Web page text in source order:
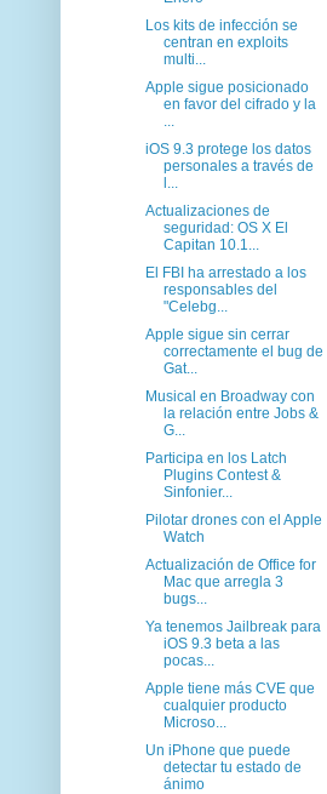
Los kits de infección se
centran en exploits
multi...
Apple sigue posicionado
en favor del cifrado y la
iOS 9.3 protege los datos
personales a través de
l...
Actualizaciones de
seguridad: OS X El
Capitan 10.1...
El FBI ha arrestado a los
responsables del
"Celebg...
Apple sigue sin cerrar
correctamente el bug de
Gat...
Musical en Broadway con
la relación entre Jobs &
G...
Participa en los Latch
Plugins Contest &
Sinfonier...
Pilotar drones con el Apple
Watch
Actualización de Office for
Mac que arregla 3
bugs...
Ya tenemos Jailbreak para
iOS 9.3 beta a las
pocas...
Apple tiene más CVE que
cualquier producto
Microso...
Un iPhone que puede
detectar tu estado de
ánimo